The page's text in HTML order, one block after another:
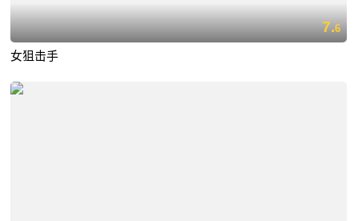
7.6
女狙击手